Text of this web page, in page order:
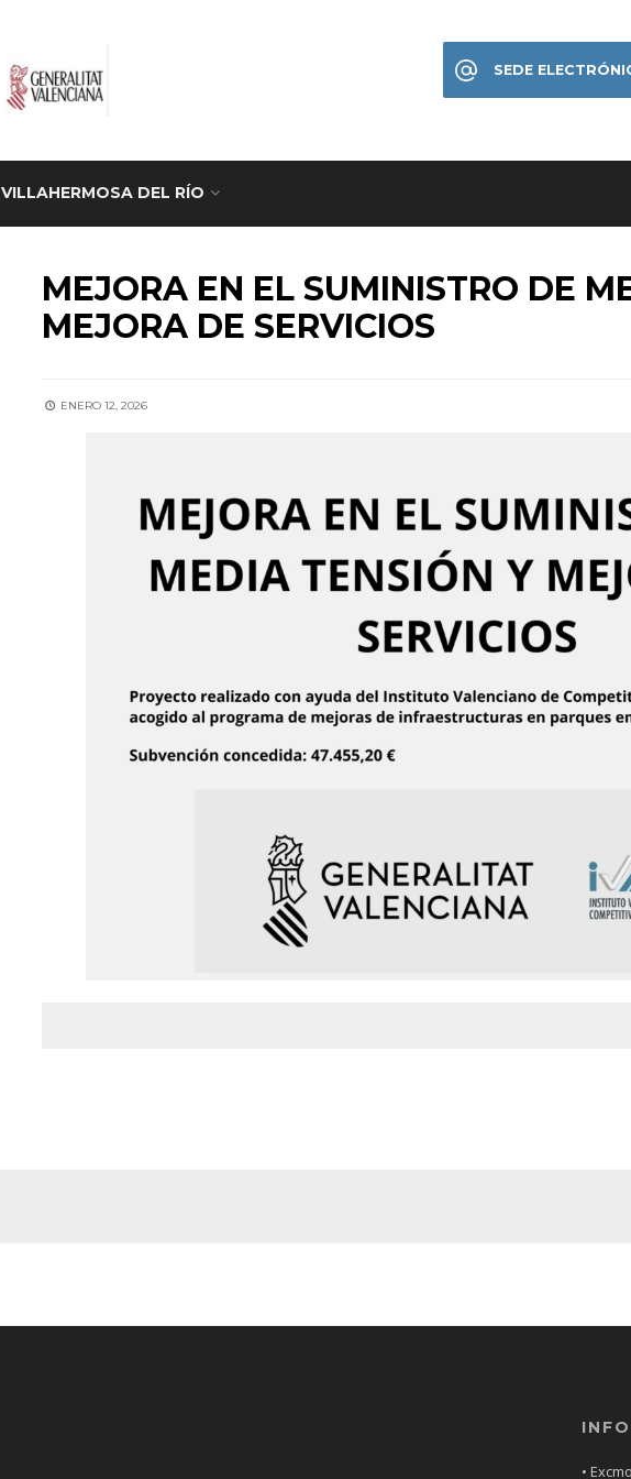
VILLAHERMOSA DEL RÍO
SEDE
MEJORA EN EL SUMINISTRO DE
MEJORA DE SERVICIOS
ENERO 12, 2026
•